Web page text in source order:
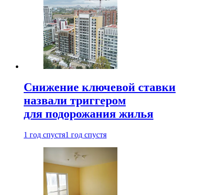
Снижение ключевой ставки
назвали триггером
для подорожания жилья
1 год спустя1 год спустя